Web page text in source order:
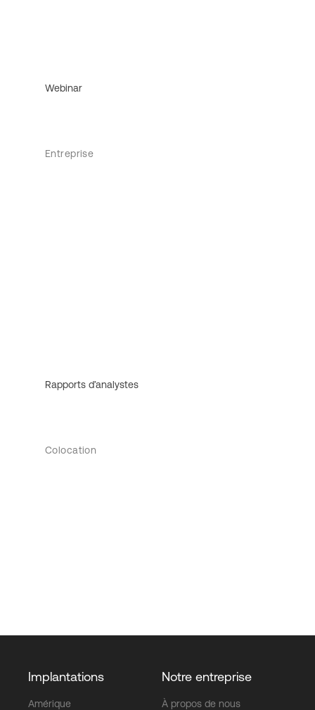
Webinar
Entreprise
Rapports d’analystes
Colocation
Implantations
Amérique
Notre entreprise
À propos de nous